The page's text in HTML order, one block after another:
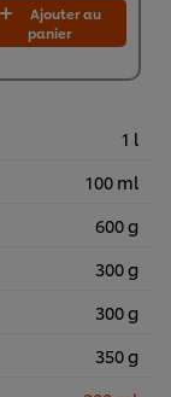
Ajouter au
panier
1 l
100 ml
600 g
300 g
300 g
350 g